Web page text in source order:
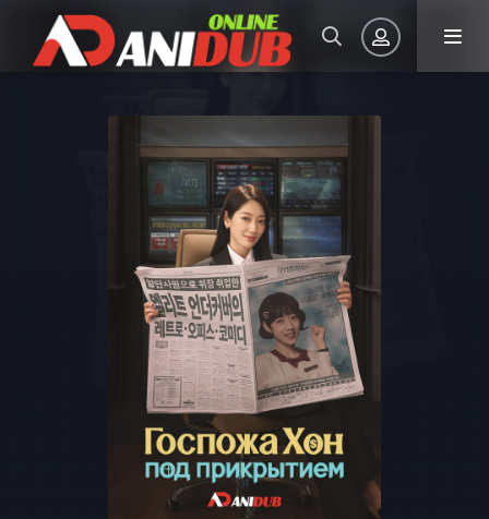
Запомнить
ВОЙТИ НА САЙТ
Восстановить пароль
Или войти через